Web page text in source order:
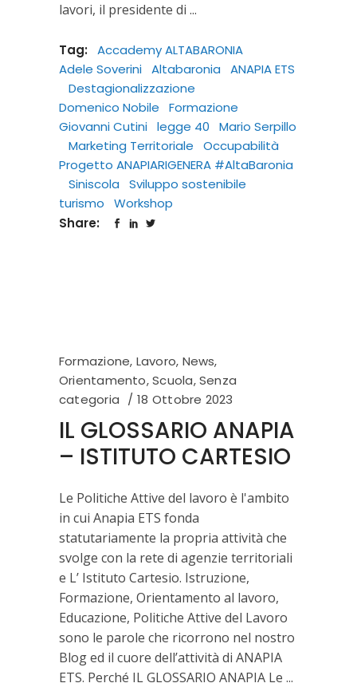
lavori, il presidente di
Tag:
Accademy ALTABARONIA
Adele Soverini Altabaronia
ANAPIA ETS
Destagionalizzazione
Domenico Nobile
Formazione
Giovanni Cutini legge 40
Mario Serpillo
Marketing Territoriale
Occupabilità
Progetto ANAPIARIGENERA #AltaBaronia
Siniscola
Sviluppo sostenibile
turismo
Workshop
Share:
Formazione, Lavoro, News,
Orientamento,Scuola,Senza
categoria
18 Ottobre 2023
IL GLOSSARIO ANAPIA
– ISTITUTO CARTESIO
Le Politiche Attive del lavoro è l'ambito
in cui Anapia ETS fonda
statutariamente la propria attività che
svolge con la rete di agenzie territoriali
e L’ Istituto Cartesio. Istruzione,
Formazione, Orientamento al lavoro,
Educazione, Politiche Attive del Lavoro
sono le parole che ricorrono nel nostro
Blog ed il cuore dell’attività di ANAPIA
ETS. Perché IL GLOSSARIO ANAPIA Le